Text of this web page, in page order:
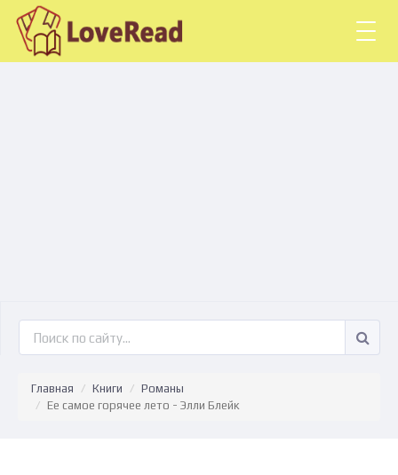
Главная Книги
Романы
Ее самое горячее лето - Элли Блейк